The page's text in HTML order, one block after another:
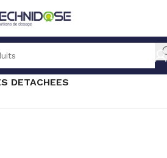
MESURE
DETACHEES